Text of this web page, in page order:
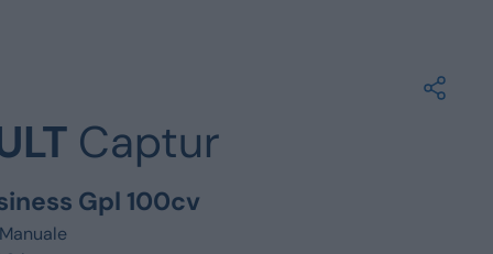
€ 35.000Captur
Gpl 100cv